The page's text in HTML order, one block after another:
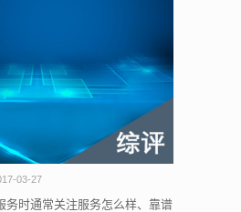
03-27
务时通常关注服务怎么样、靠谱